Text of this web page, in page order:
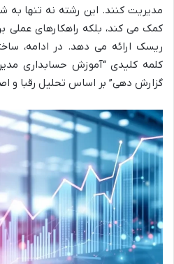
مدیریت کنند. این رشته نه تنها
کمک می کند، بلکه راهکارهای عملی
ریسک ارائه می دهد. در ادامه،
کلمه کلیدی “آموزش حسابداری
گزارش دهی” بر اساس تحلیل رقبا و